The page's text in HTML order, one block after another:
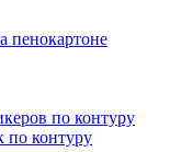
пенокартоне
по контуру
по контуру